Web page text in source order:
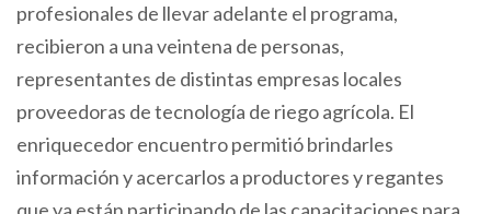
profesionales de llevar adelante el programa,
recibieron a una veintena de personas,
representantes de distintas empresas locales
proveedoras de tecnología de riego agrícola. El
enriquecedor encuentro permitió brindarles
información y acercarlos a productores y regantes